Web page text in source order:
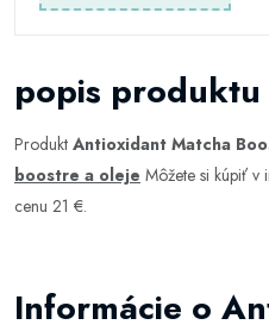
popis produktu
Produkt Antioxidant Matcha
boostre a oleje Môžete si kúpiť v
cenu 21 €.
Informácie o